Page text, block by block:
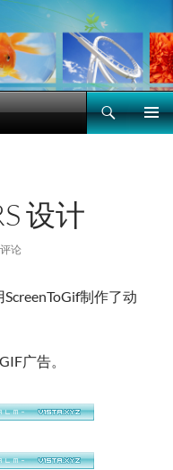
设计
论
制作了动
广告。